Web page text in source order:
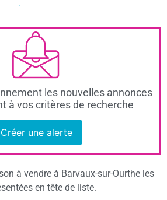
les nouvelles annonces
à vos critères de recherche
Créer une alerte
à vendre à Barvaux-sur-Ourthe les
en tête de liste.